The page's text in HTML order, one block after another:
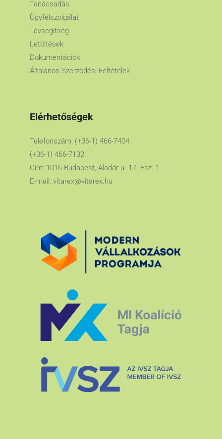
Tanácsadás
Ügyfélszolgálat
Távsegítség
Letöltések
Dokumentációk
Általános Szerződési Feltételek
Elérhetőségek
Telefonszám: (+36-1) 466-7404
(+36-1) 466-7132
Cím: 1016 Budapest, Aladár u. 17. Fsz. 1.
E-mail: vitarex@vitarex.hu